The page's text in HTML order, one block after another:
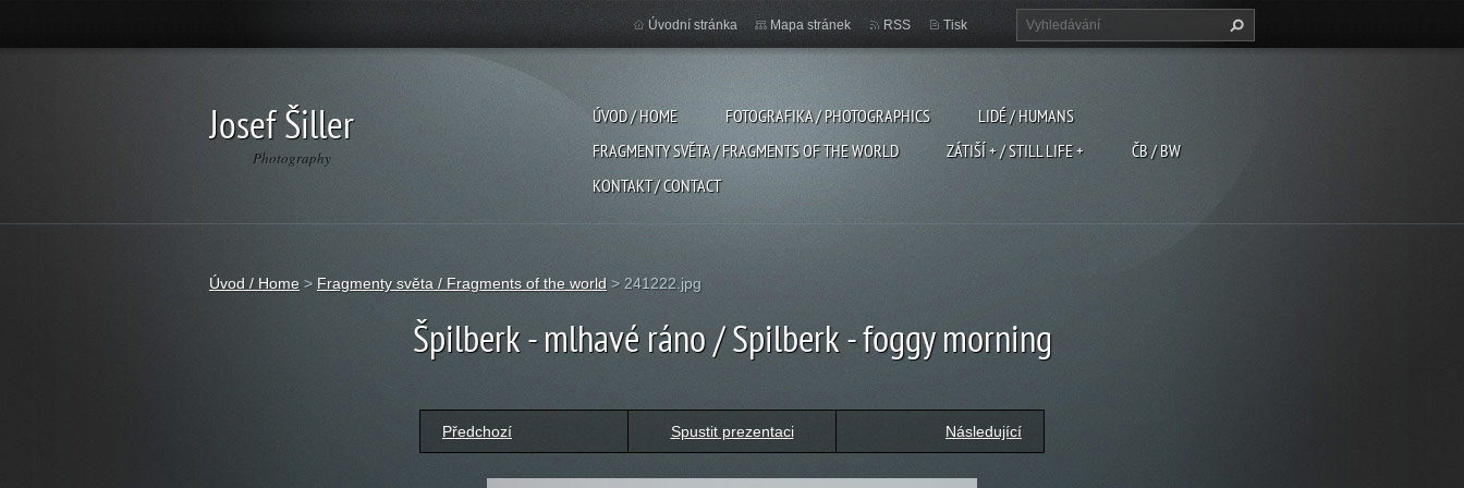
Josef Šiller
Photography
ÚVOD / HOME FOTOGRAFIKA / PHOTOGRAPHICS
LIDÉ / HUMANS
FRAGMENTY SVĚTA / FRAGMENTS OF THE WORLD
ZÁTIŠÍ + / STILL LIFE +
ČB / BW
KONTAKT / CONTACT
Úvodní stránka Mapa stránek RSS Tisk
Úvod / Home > Fragmenty světa / Fragments of the world > 241222.jpg
Špilberk - mlhavé ráno / Spilberk - foggy morning
Předchozí Spustit prezentaci Následující